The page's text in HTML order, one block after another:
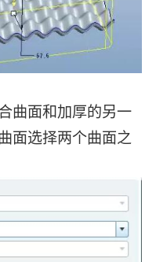
曲面和加厚的另一
面选择两个曲面之